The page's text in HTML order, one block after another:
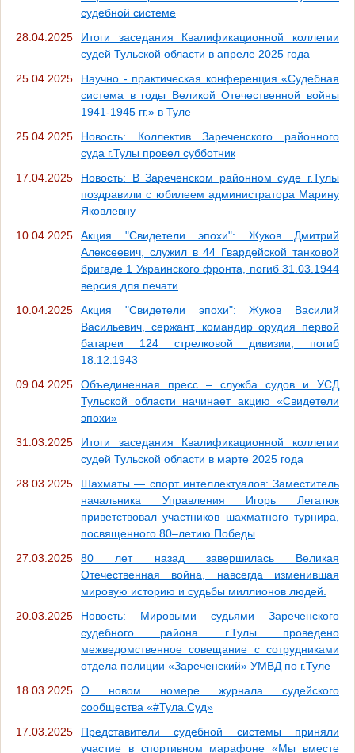
судебной системе
28.04.2025
Итоги заседания Квалификационной коллегии
судей Тульской области в апреле 2025 года
25.04.2025
Научно - практическая конференция «Судебная
система в годы Великой Отечественной войны
1941-1945 гг.» в Туле
25.04.2025
Новость: Коллектив Зареченского районного
суда г.Тулы провел субботник
17.04.2025
Новость: В Зареченском районном суде г.Тулы
поздравили с юбилеем администратора Марину
Яковлевну
10.04.2025
Акция "Свидетели эпохи": Жуков Дмитрий
Алексеевич, служил в 44 Гвардейской танковой
бригаде 1 Украинского фронта, погиб 31.03.1944
версия для печати
10.04.2025
Акция "Свидетели эпохи": Жуков Василий
Васильевич, сержант, командир орудия первой
батареи 124 стрелковой дивизии, погиб
18.12.1943
09.04.2025
Объединенная пресс – служба судов и УСД
Тульской области начинает акцию «Свидетели
эпохи»
31.03.2025
Итоги заседания Квалификационной коллегии
судей Тульской области в марте 2025 года
28.03.2025
Шахматы — спорт интеллектуалов: Заместитель
начальника Управления Игорь Легатюк
приветствовал участников шахматного турнира,
посвященного 80–летию Победы
27.03.2025
80 лет назад завершилась Великая
Отечественная война, навсегда изменившая
мировую историю и судьбы миллионов людей.
20.03.2025
Новость: Мировыми судьями Зареченского
судебного района г.Тулы проведено
межведомственное совещание с сотрудниками
отдела полиции «Зареченский» УМВД по г.Туле
18.03.2025
О новом номере журнала судейского
сообщества «#Тула.Суд»
17.03.2025
Представители судебной системы приняли
участие в спортивном марафоне «Мы вместе